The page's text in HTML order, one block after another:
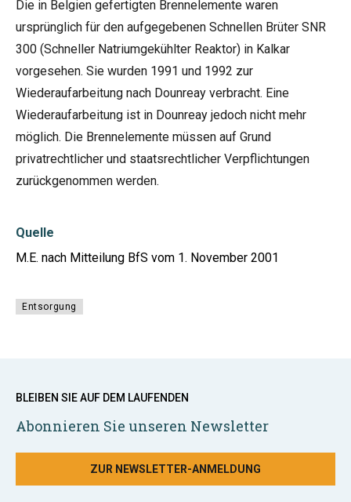
Die in Belgien gefertigten Brennelemente waren
ursprünglich für den aufgegebenen Schnellen Brüter SNR
300 (Schneller Natriumgekühlter Reaktor) in Kalkar
vorgesehen. Sie wurden 1991 und 1992 zur
Wiederaufarbeitung nach Dounreay verbracht. Eine
Wiederaufarbeitung ist in Dounreay jedoch nicht mehr
möglich. Die Brennelemente müssen auf Grund
privatrechtlicher und staatsrechtlicher Verpflichtungen
zurückgenommen werden.
Quelle
M.E. nach Mitteilung BfS vom 1. November 2001
Entsorgung
BLEIBEN SIE AUF DEM LAUFENDEN
Abonnieren Sie unseren Newsletter
ZUR NEWSLETTER-ANMELDUNG